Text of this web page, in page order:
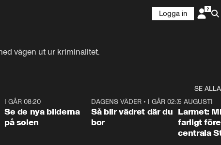
Logga in
vägen ut ur kriminalitet.
SE ALLA
I GÅR 08:20
Se de nya bilderna
på solen
1:06
DAGENS VÄDER • I GÅR 02:30
Så blir vädret där du
bor
5 AUGUSTI
Larmet:
farligt
centrala